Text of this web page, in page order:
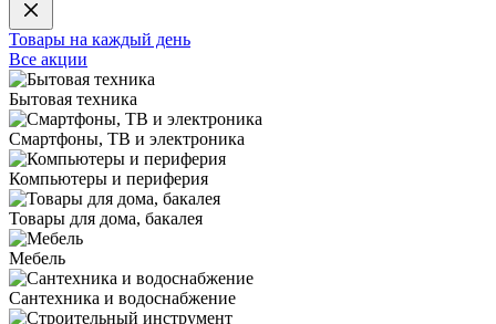
Товары на каждый день
Все акции
Бытовая техника
Смартфоны, ТВ и электроника
Компьютеры и периферия
Товары для дома, бакалея
Мебель
Сантехника и водоснабжение